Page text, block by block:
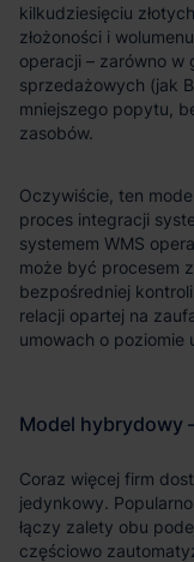
kilkudziesięciu
złożoności i
operacji – zarówno
sprzedażowych (jak
mniejszego popytu,
zasobów.
Oczywiście, ten
proces integracji
systemem WMS
może być procesem
bezpośredniej
relacji opartej na
umowach o poziomie
Coraz więcej firm
jedynkowy.
łączy zalety obu
częściowo